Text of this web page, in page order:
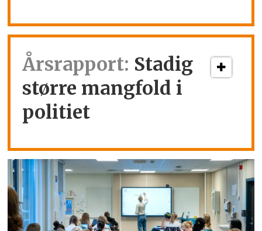
Årsrapport: Stadig
større mangfold i
politiet